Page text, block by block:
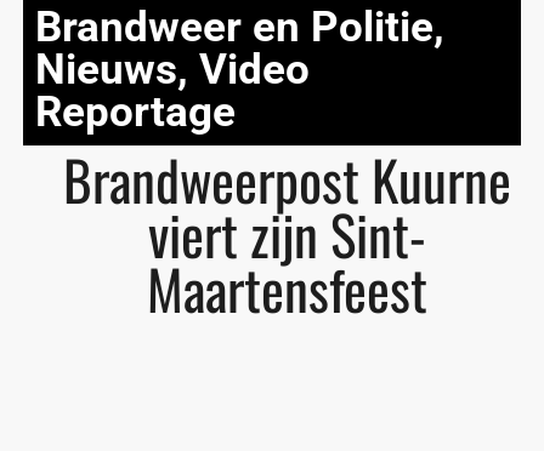
Brandweer en Politie,
Nieuws,Video
Reportage
Brandweerpost Kuurne
viert zijn Sint-
Maartensfeest